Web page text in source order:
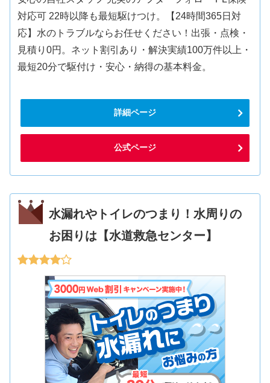
対応可 22時以降も最短駆けつけ。【24時間365日対
応】水のトラブルならお任せください！出張・点検・
見積り0円。ネット割引あり・解決実績100万件以上・
最短20分で駆付け・安心・納得の基本料金。
詳細ページ
公式ページ
水漏れやトイレのつまり！水周りの
お困りは【水道救急センター】